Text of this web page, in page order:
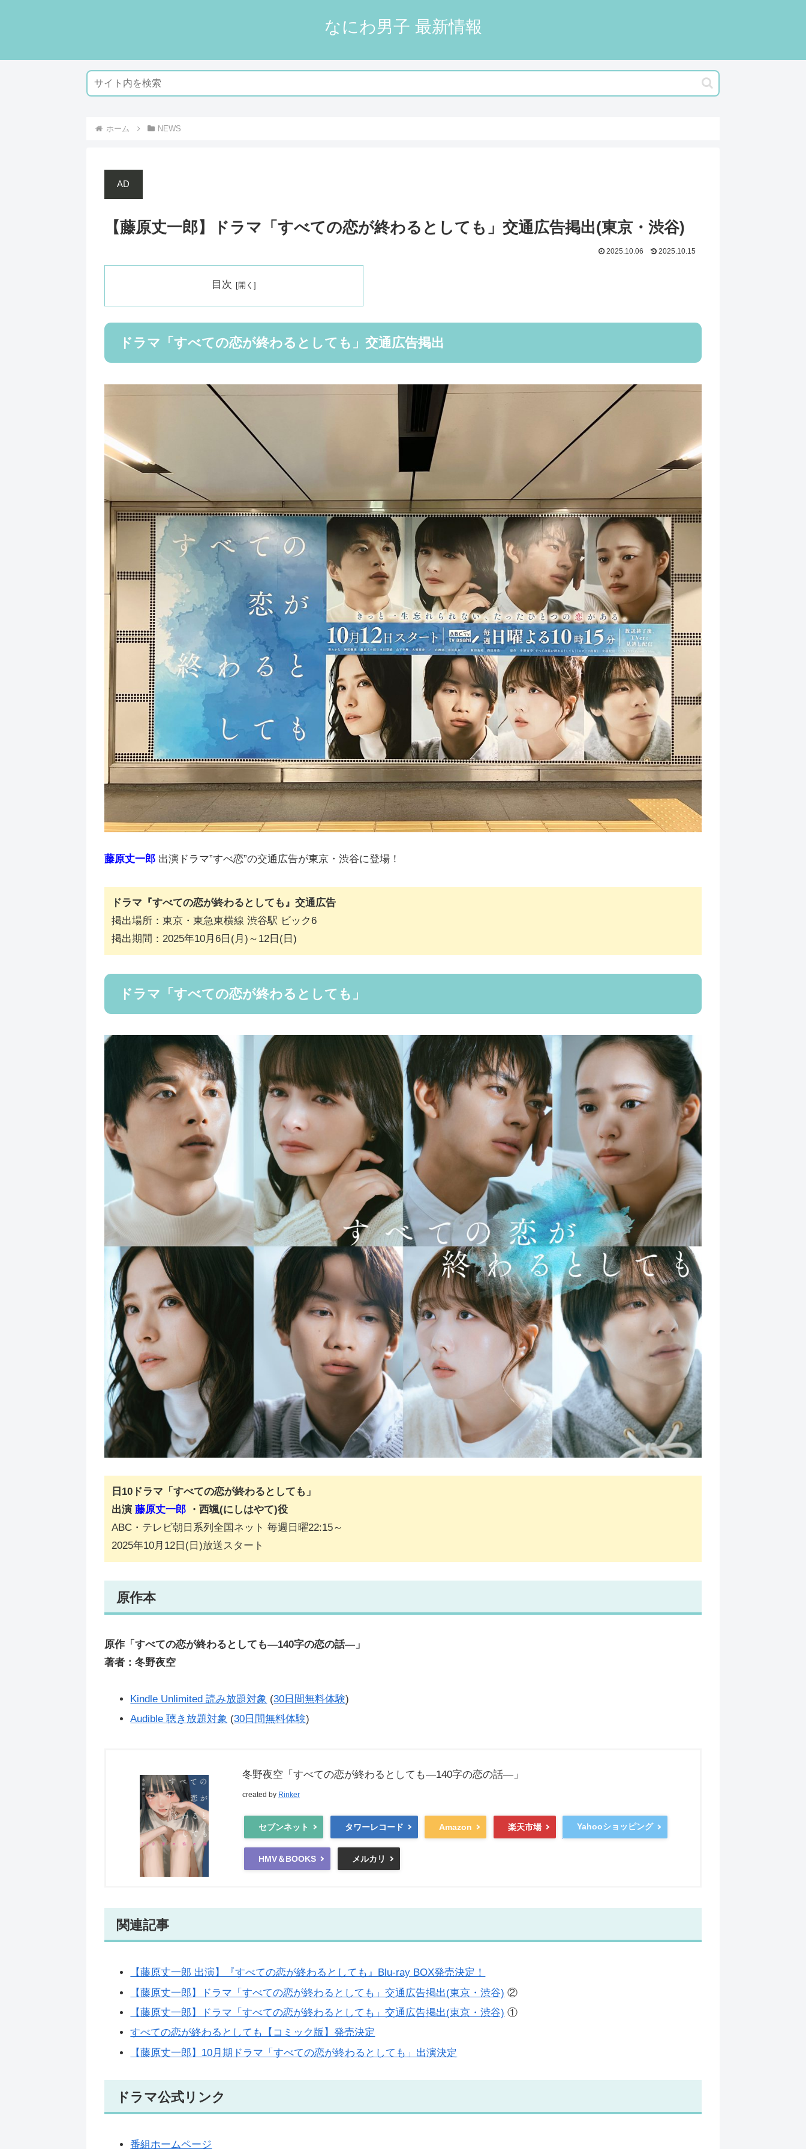
なにわ男子 最新情報
ホーム NEWS
AD
【藤原丈一郎】ドラマ「すべての恋が終わるとしても」交通広告掲出(東京・渋谷)
2025.10.06 2025.10.15
目次
ドラマ「すべての恋が終わるとしても」交通広告掲出
藤原丈一郎 出演ドラマ”すべ恋”の交通広告が東京・渋谷に登場！
ドラマ『すべての恋が終わるとしても』交通広告
掲出場所：東京・東急東横線 渋谷駅 ビック6
掲出期間：2025年10月6日(月)～12日(日)
ドラマ「すべての恋が終わるとしても」
日10ドラマ「すべての恋が終わるとしても」
出演 藤原丈一郎 ・西颯(にしはやて)役
ABC・テレビ朝日系列全国ネット 毎週日曜22:15～
2025年10月12日(日)放送スタート
原作本
原作「すべての恋が終わるとしても―140字の恋の話―」
著者：冬野夜空
Kindle Unlimited 読み放題対象 (30日間無料体験)
Audible 聴き放題対象 (30日間無料体験)
冬野夜空「すべての恋が終わるとしても―140字の恋の話―」
created by Rinker
セブンネット タワーレコード Amazon 楽天市場 Yahooショッピング
HMV＆BOOKS メルカリ
関連記事
【藤原丈一郎 出演】『すべての恋が終わるとしても』Blu-ray BOX発売決定！
【藤原丈一郎】ドラマ「すべての恋が終わるとしても」交通広告掲出(東京・渋谷) ②
【藤原丈一郎】ドラマ「すべての恋が終わるとしても」交通広告掲出(東京・渋谷) ①
すべての恋が終わるとしても【コミック版】発売決定
【藤原丈一郎】10月期ドラマ「すべての恋が終わるとしても」出演決定
ドラマ公式リンク
番組ホームページ